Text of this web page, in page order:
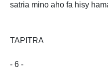
satria mino aho fa hisy
TAPITRA
- 6 -